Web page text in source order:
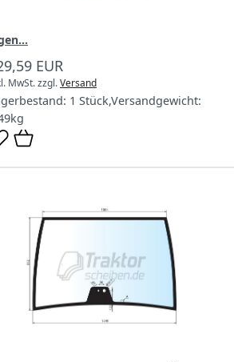
EUR
MwSt.zzgl.Versand
1 Stück,Versandgewicht:
kg